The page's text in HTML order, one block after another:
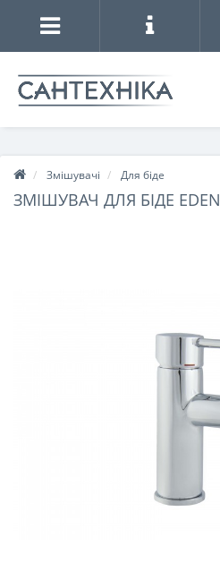
Змішувачі Для біде
ЗМІШУВАЧ ДЛЯ БІДЕ EDEN